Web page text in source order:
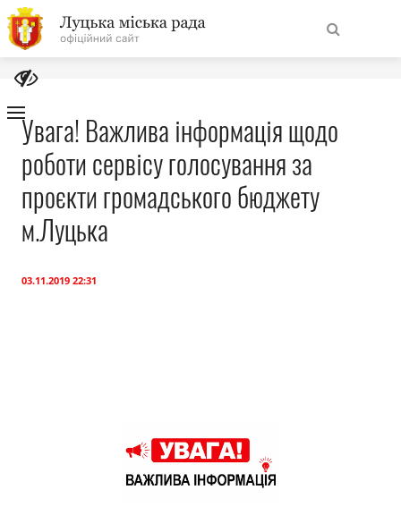
На
головну
Навігація
сайту
Про місто
Міська влада
Документи
Увага! Важлива інформація щодо
роботи сервісу голосування за
проєкти громадського бюджету
м.Луцька
03.11.2019 22:31